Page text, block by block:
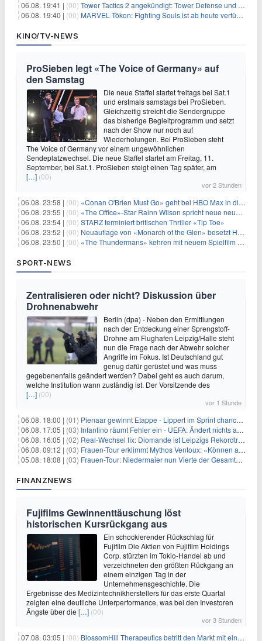
06.08. 19:41 | (00) Tower Tactics 2 angekündigt: Tower Defense und Deckbuilding Kombo kehrt zurück
06.08. 19:40 | (00) MARVEL Tōkon: Fighting Souls ist ab heute verfügbar
KINO/TV-NEWS
ProSieben legt «The Voice of Germany» auf
den Samstag
Die neue Staffel startet freitags bei Sat.1
und erstmals samstags bei ProSieben.
Gleichzeitig streicht die Sendergruppe
das bisherige Begleitprogramm und setzt
nach der Show nur noch auf
Wiederholungen. Bei ProSieben steht
The Voice of Germany vor einem ungewöhnlichen
Sendeplatzwechsel. Die neue Staffel startet am Freitag, 11.
September, bei Sat.1. ProSieben steigt einen Tag später, am
[…] (00)
vor 2 Stunden
06.08. 23:58 | (00) «Conan O'Brien Must Go» geht bei HBO Max in die dritte Runde
06.08. 23:55 | (00) «The Office»-Star Rainn Wilson spricht neue neuseeländische Serie «Settling»
06.08. 23:54 | (00) STARZ terminiert britischen Thriller «Tip Toe»
06.08. 23:52 | (00) Neuauflage von «Monarch of the Glen» besetzt Hauptrollen
06.08. 23:50 | (00) «The Thundermans» kehren mit neuem Spielfilm zurück
SPORT-NEWS
Zentralisieren oder nicht? Diskussion über
Drohnenabwehr
Berlin (dpa) - Neben den Ermittlungen
nach der Entdeckung einer Sprengstoff-
Drohne am Flughafen Leipzig/Halle steht
nun die Frage nach der Abwehr solcher
Angriffe im Fokus. Ist Deutschland gut
genug dafür gerüstet und was muss
gegebenenfalls geändert werden? Dabei geht es auch darum,
welche Institution wann zuständig ist. Der Vorsitzende des
[…] (00)
vor 1 Stunde
06.08. 18:00 | (01) Pienaar gewinnt Etappe - Lippert im Sprint chancenlos
06.08. 17:05 | (03) Infantino räumt Fehler ein - UEFA: Ändert nichts an Boykott
06.08. 16:05 | (02) Real-Wechsel fix: Diomande ist Leipzigs Rekordtransfer
06.08. 09:12 | (03) Frauen-Tour erklimmt Mythos Ventoux: «Können alles schaffen»
05.08. 18:08 | (03) Frauen-Tour: Niedermaier nun Vierte der Gesamtwertung
FINANZNEWS
Fujifilms Gewinnenttäuschung löst
historischen Kursrückgang aus
Ein schockierender Rückschlag für
Fujifilm Die Aktien von Fujifilm Holdings
Corp. stürzten im Tokio-Handel ab und
verzeichneten den größten Rückgang an
einem einzigen Tag in der
Unternehmensgeschichte. Die
Ergebnisse des Medizintechnikherstellers für das erste Quartal
zeigten eine deutliche Unterperformance, was bei den Investoren
Ängste über die […] (00)
vor 3 Stunden
07.08. 03:05 | (00) BlossomHill Therapeutics betritt den Markt mit einem IPO-Boost von 150 Millionen Dollar